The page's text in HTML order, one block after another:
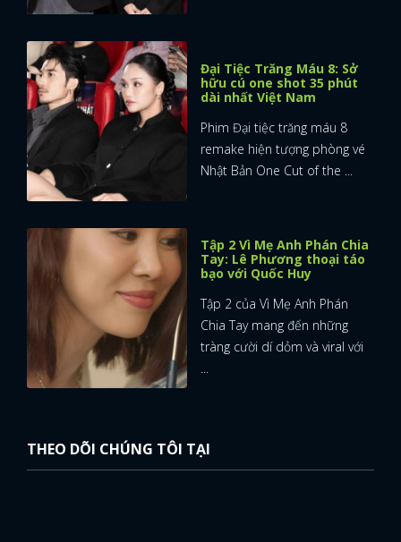
Đại Tiệc Trăng Máu 8: Sở
hữu cú one shot 35 phút
dài nhất Việt Nam
Phim Đại tiệc trăng máu 8
remake hiện tượng phòng vé
Nhật Bản One Cut of the ...
Tập 2 Vì Mẹ Anh Phán Chia
Tay: Lê Phương thoại táo
bạo với Quốc Huy
Tập 2 của Vì Mẹ Anh Phán
Chia Tay mang đến những
tràng cười dí dỏm và viral với
...
THEO DÕI CHÚNG TÔI TẠI